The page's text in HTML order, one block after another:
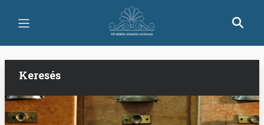
tartalomra
Keresés